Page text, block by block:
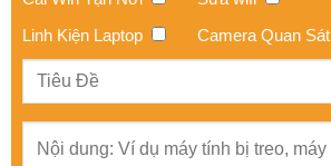
Linh Kiện Laptop
Camera Quan Sát